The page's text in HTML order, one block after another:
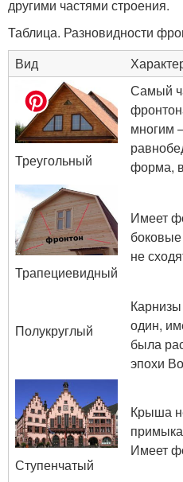
другими частями строения.
Таблица. Разновидности
Вид
Треугольный
Самый
многим
форма,
Трапециевидный
Имеет
не
Полукруглый
один,
была
эпохи
Ступенчатый
Крыша
Имеет